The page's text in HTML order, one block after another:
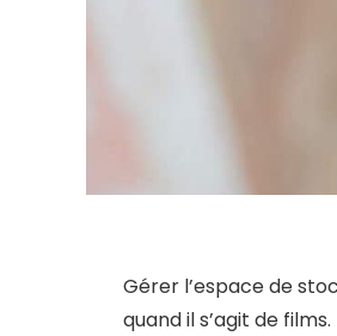
Gérer l’espace de
quand il s’agit de